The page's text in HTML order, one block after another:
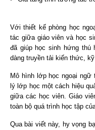
Với thiết kế phòng học
tác giữa giáo viên và học
đã giúp học sinh hứng
dàng truyền tải kiến thức,
Mô hình lớp học ngoại ngữ
lý lớp học một cách hiệu
giữa các học viên. Giáo
toàn bộ quá trình học tập
Qua bài viết này, hy vọng